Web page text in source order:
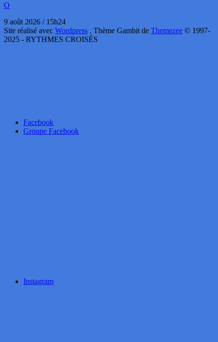
O
9 août 2026 / 15h24
Site réalisé avec Wordpress . Thème Gambit de Themezee © 1997-
2025 - RYTHMES CROISÉS
Facebook
Groupe Facebook
Instagram